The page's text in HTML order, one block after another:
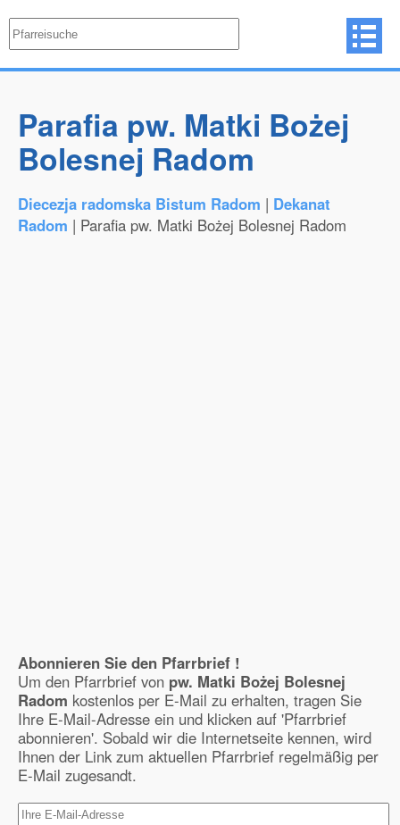
Parafia pw. Matki Bożej
Bolesnej Radom
Diecezja radomska Bistum Radom | Dekanat
Radom | Parafia pw. Matki Bożej Bolesnej Radom
Abonnieren Sie den Pfarrbrief !
Um den Pfarrbrief von pw. Matki Bożej Bolesnej
Radom kostenlos per E-Mail zu erhalten, tragen Sie
Ihre E-Mail-Adresse ein und klicken auf 'Pfarrbrief
abonnieren'. Sobald wir die Internetseite kennen, wird
Ihnen der Link zum aktuellen Pfarrbrief regelmäßig per
E-Mail zugesandt.